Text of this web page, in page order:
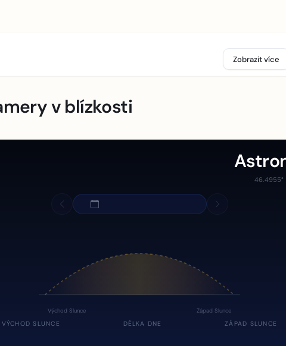
Zobrazit více
v blízkosti
46.4955°
Východ Slunce Západ Slunce
VÝCHOD SLUNCE DÉLKA DNE ZÁPAD SLUNCE